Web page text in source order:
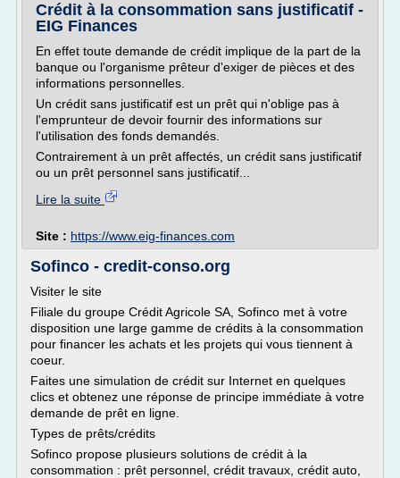
Crédit à la consommation sans justificatif -
EIG Finances
En effet toute demande de crédit implique de la part de la
banque ou l'organisme prêteur d'exiger de pièces et des
informations personnelles.
Un crédit sans justificatif est un prêt qui n'oblige pas à
l'emprunteur de devoir fournir des informations sur
l'utilisation des fonds demandés.
Contrairement à un prêt affectés, un crédit sans justificatif
ou un prêt personnel sans justificatif...
Lire la suite
Site : https://www.eig-finances.com
Sofinco - credit-conso.org
Visiter le site
Filiale du groupe Crédit Agricole SA, Sofinco met à votre
disposition une large gamme de crédits à la consommation
pour financer les achats et les projets qui vous tiennent à
coeur.
Faites une simulation de crédit sur Internet en quelques
clics et obtenez une réponse de principe immédiate à votre
demande de prêt en ligne.
Types de prêts/crédits
Sofinco propose plusieurs solutions de crédit à la
consommation : prêt personnel, crédit travaux, crédit auto,